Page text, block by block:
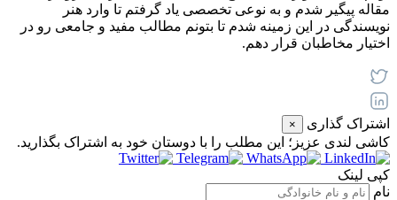
مقاله پیگیر شدم و به نوعی تخصصی یاد گرفتم تا وارد هنر
نویسندگی در این زمینه شدم تا بتونم مطالب مفید و جامعی رو در
اختیار مخاطبان قرار دهم.
اشتراک گذاری ×
کاشی‌ لندی عزیز؛ این مطلب را با دوستان خود به اشتراک بگذارید.
کپی لینک
نام